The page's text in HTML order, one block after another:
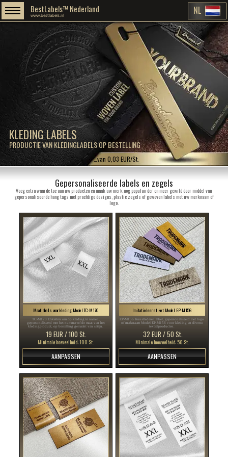
KLEDING LABELS
PRODUCTIE VAN KLEDINGLABELS OP BESTELLING
BestLabels™ Nederland
www.bestlabels.nl NL
…van 0,03 EUR/St.
Gepersonaliseerde labels en zegels
Voeg extra waarde toe aan uw producten en maak uw merk nog populairder en meer gewild door middel van
gepersonaliseerde hang tags met prachtige designs, plastic zegels of geweven labels met uw merknaam of
logo.
Maatlabels voor kleding Model TC-M170
TC-M170 Etiketten om op kleding te naaien,
gepersonaliseerd met het nummer of de maat van het
kledingproduct, op bestelling gemaakt van satijn.
19 EUR / 100 St.
Minimale hoeveelheid: 100 St.
AANPASSEN
Imitatieleer etiket Model EP-M156
EP-M156 Kunstlederen label, gepersonaliseerd met logo
of merknaam Model EP-M156 voor kleding en diverse
textielproducten.
32 EUR / 50 St.
Minimale hoeveelheid: 50 St.
AANPASSEN